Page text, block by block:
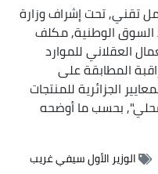
تحت إشراف وزارة
السوق الوطنية, مكلف
العقلاني للموارد
المطابقة على
الجزائرية للمنتجات
بحسب ما أوضحه
الوزير الأول سيفي غريب